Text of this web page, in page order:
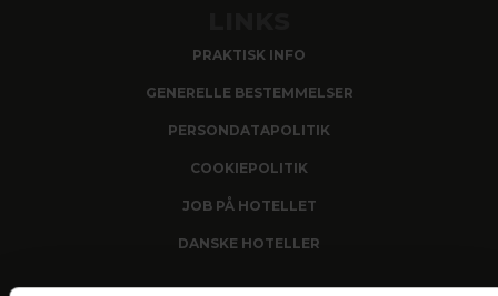
PRAKTISK INFO
GENERELLE BESTEMMELSER
PERSONDATAPOLITIK
COOKIEPOLITIK
JOB PÅ HOTELLET
DANSKE HOTELLER